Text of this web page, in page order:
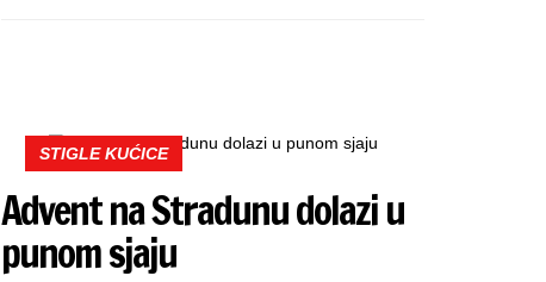
STIGLE KUĆICE
Advent na Stradunu dolazi u
punom sjaju